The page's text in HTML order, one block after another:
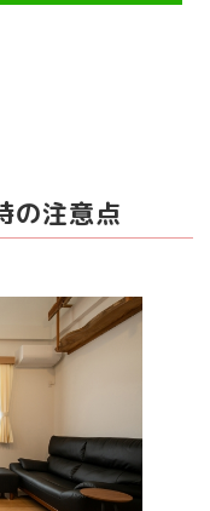
の注意点